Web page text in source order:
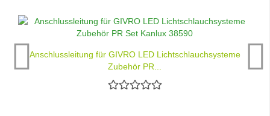
Anschlussleitung für GIVRO LED Lichtschlauchsysteme
Zubehör PR...